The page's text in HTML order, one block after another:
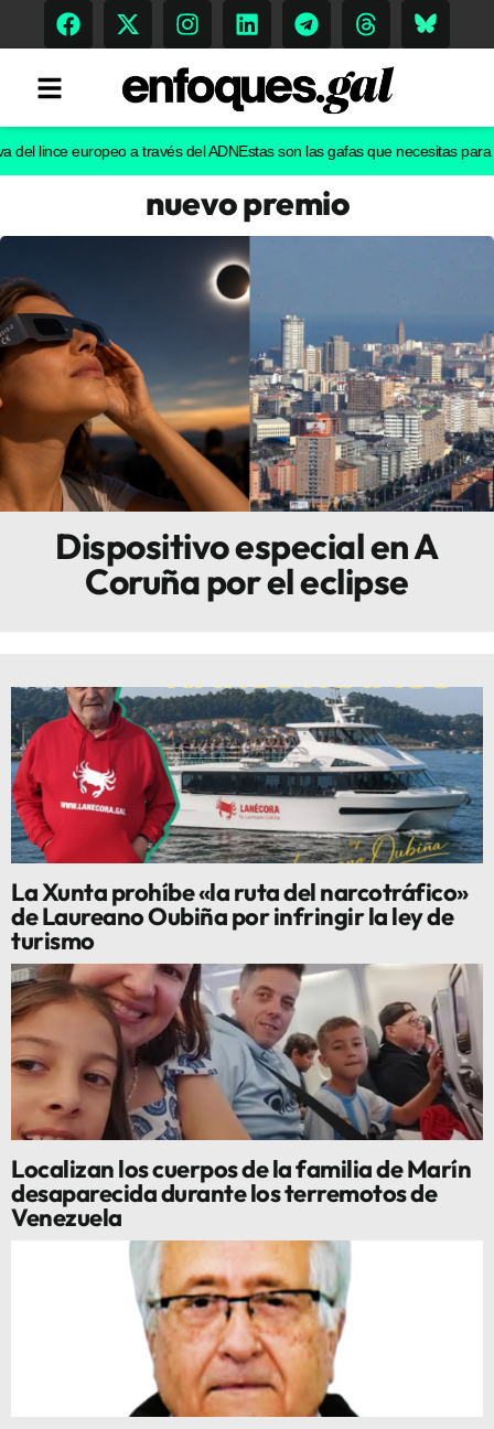
Gastronomía
Escenarios
Sostenibilidad
Innova
europeo a través del ADNEstas son las gafas que necesitas para ver
nuevo premio
Dispositivo especial en A
Coruña por el eclipse
La Xunta prohíbe «la ruta del narcotráfico»
de Laureano Oubiña por infringir la ley de
turismo
Localizan los cuerpos de la familia de Marín
desaparecida durante los terremotos de
Venezuela